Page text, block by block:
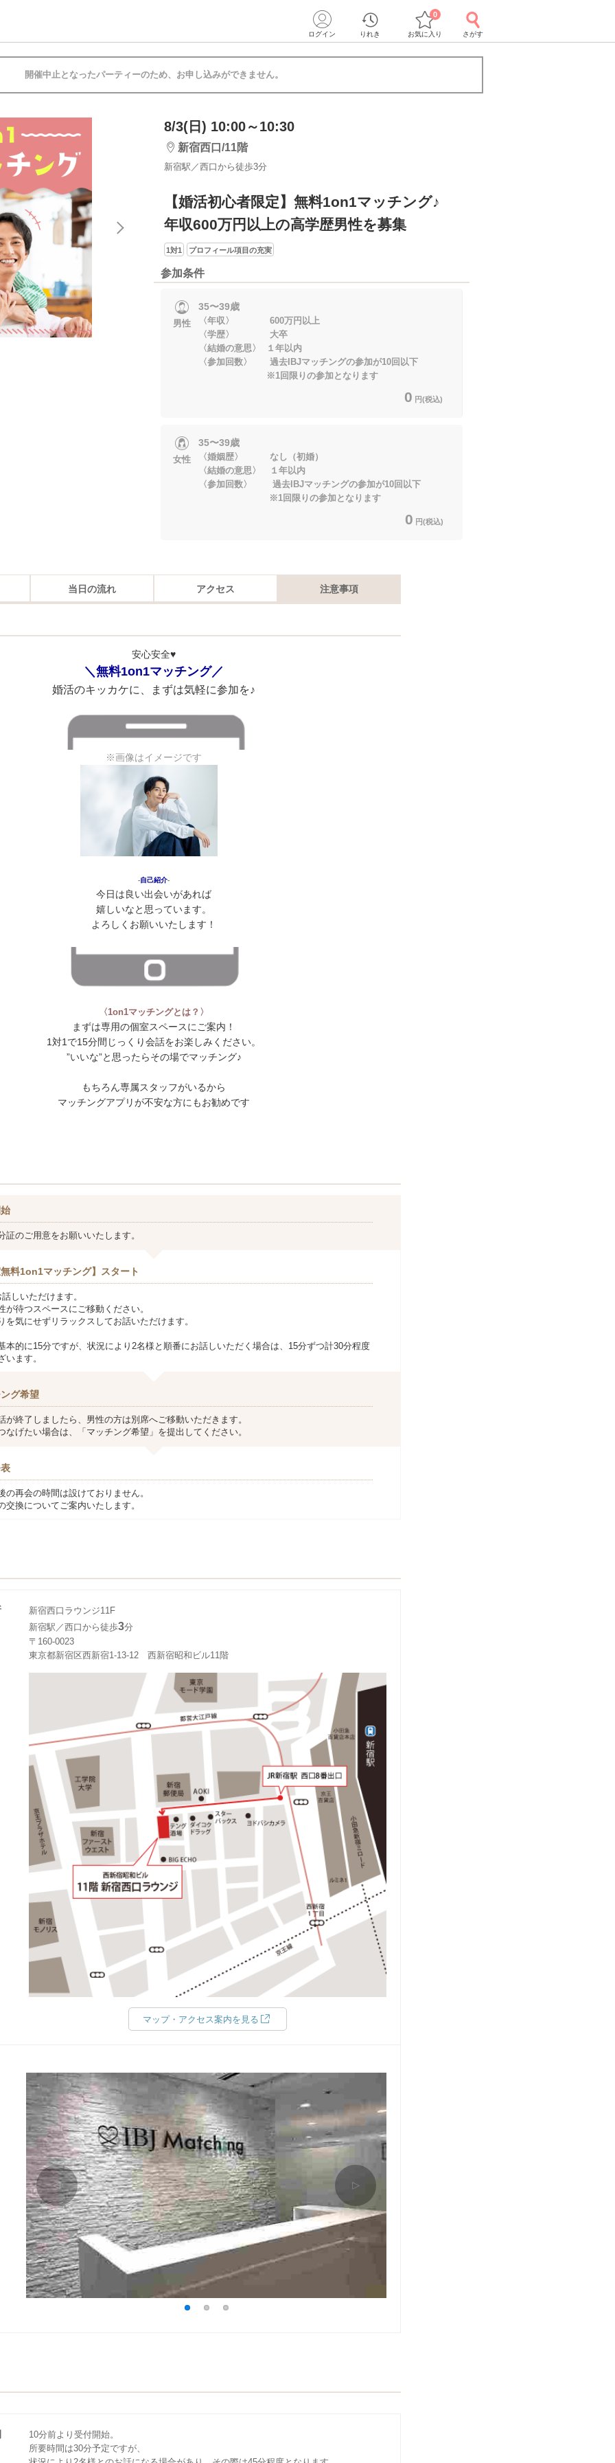
ログイン りれき お気に入り
0
さがす
開催中止となったパーティーのため、お申し込みができません。
8/3(日) 10:00～10:30
新宿西口/11階
新宿駅／西口から徒歩3分
【婚活初心者限定】無料1on1マッチング♪
年収600万円以上の高学歴男性を募集
1対1 プロフィール項目の充実
参加条件
男性
35〜39歳
〈年収〉 600万円以上
〈学歴〉 大卒
〈結婚の意思〉 １年以内
〈参加回数〉 過去IBJマッチングの参加が10回以下
※1回限りの参加となります
0 円(税込)
女性
35〜39歳
〈婚姻歴〉 なし（初婚）
〈結婚の意思〉 １年以内
〈参加回数〉 過去IBJマッチングの参加が10回以下
※1回限りの参加となります
0 円(税込)
当日の流れ アクセス 注意事項
安心安全♥
＼無料1on1マッチング／
婚活のキッカケに、まずは気軽に参加を♪
※画像はイメージです
‐自己紹介‐
今日は良い出会いがあれば
嬉しいなと思っています。
よろしくお願いいたします！
〈1on1マッチングとは？〉
まずは専用の個室スペースにご案内！
1対1で15分間じっくり会話をお楽しみください。
”いいな”と思ったらその場でマッチング♪
もちろん専属スタッフがいるから
マッチングアプリが不安な方にもお勧めです
証のご用意をお願いいたします。
料1on1マッチング】スタート
しいただけます。
が待つスペースにご移動ください。
を気にせずリラックスしてお話いただけます。
的に15分ですが、状況により2名様と順番にお話しいただく場合は、15分ずつ計30分程度
います。
グ希望
が終了しましたら、男性の方は別席へご移動いただきます。
なげたい場合は、「マッチング希望」を提出してください。
の再会の時間は設けておりません。
交換についてご案内いたします。
新宿西口ラウンジ11F
新宿駅／西口から徒歩3分
〒160-0023
東京都新宿区西新宿1-13-12 西新宿昭和ビル11階
マップ・アクセス案内を見る
△ △
10分前より受付開始。
所要時間は30分予定ですが、